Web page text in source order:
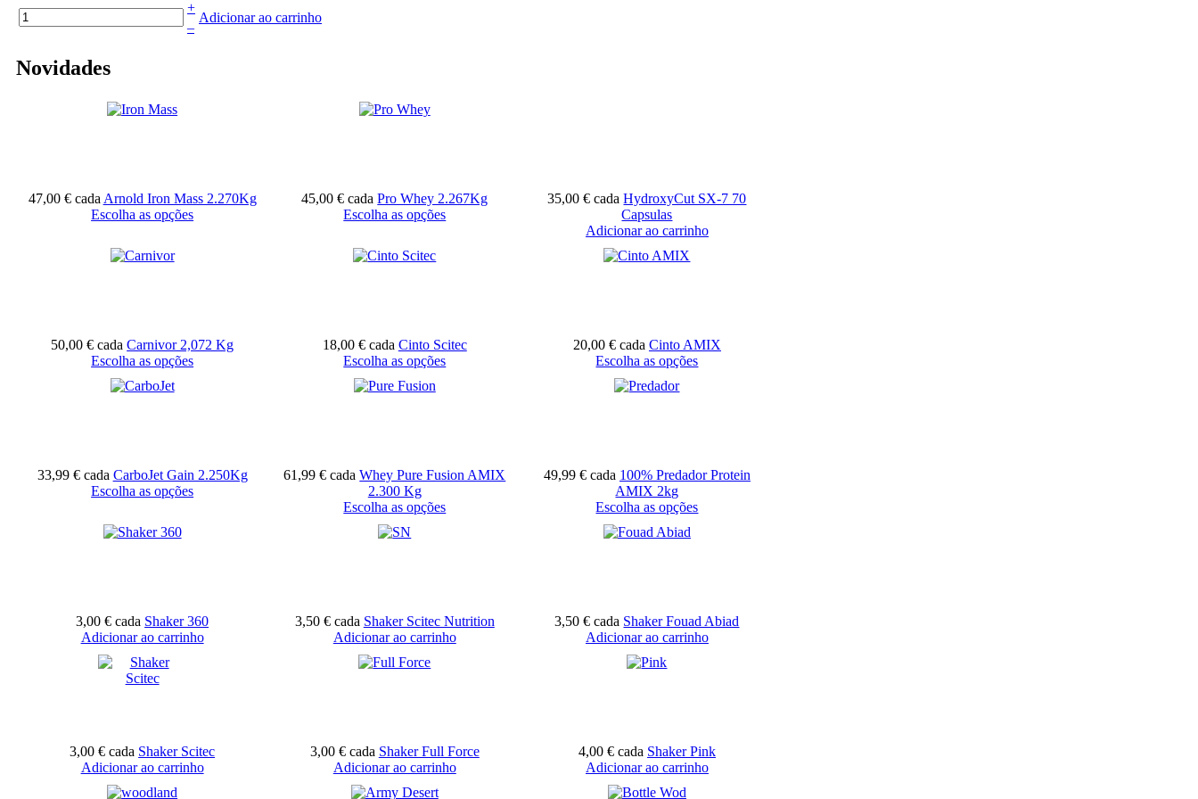
+
Adicionar ao carrinho
–
Novidades
47,00 € cada Arnold Iron Mass 2.270Kg
Escolha as opções
45,00 € cada Pro Whey 2.267Kg
Escolha as opções
35,00 € cada HydroxyCut SX-7 70
Capsulas
Adicionar ao carrinho
50,00 € cada Carnivor 2,072 Kg
Escolha as opções
18,00 € cada Cinto Scitec
Escolha as opções
20,00 € cada Cinto AMIX
Escolha as opções
33,99 € cada CarboJet Gain 2.250Kg
Escolha as opções
61,99 € cada Whey Pure Fusion AMIX
2.300 Kg
Escolha as opções
49,99 € cada 100% Predador Protein
AMIX 2kg
Escolha as opções
3,00 € cada Shaker 360
Adicionar ao carrinho
3,50 € cada Shaker Scitec Nutrition
Adicionar ao carrinho
3,50 € cada Shaker Fouad Abiad
Adicionar ao carrinho
3,00 € cada Shaker Scitec
Adicionar ao carrinho
3,00 € cada Shaker Full Force
Adicionar ao carrinho
4,00 € cada Shaker Pink
Adicionar ao carrinho